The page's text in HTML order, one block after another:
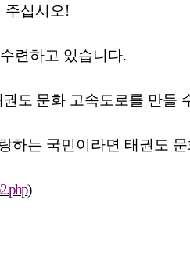
십시오 !
련하고 있습니다.
도 문화 고속도로를 만들
하는 국민이라면 태권도
)